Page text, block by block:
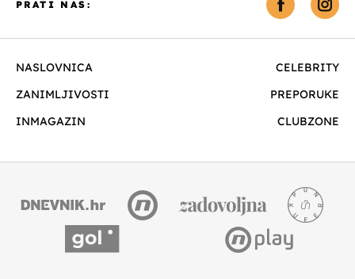
NASLOVNICA
CELEBRITY
ZANIMLJIVOSTI
PREPORUKE
INMAGAZIN
CLUBZONE
PRATI NAS: